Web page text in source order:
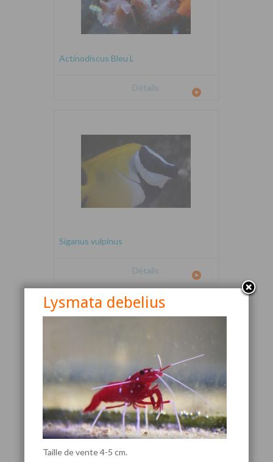
Actinodiscus Bleu L
Détails
Siganus vulpinus
Détails
Canthigaster valentini
Lysmata debelius
Taille de vente 4-5 cm.